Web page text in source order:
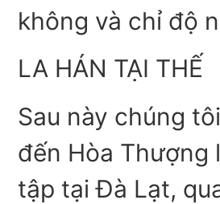
không và chỉ độ
LA HÁN TẠI THẾ
Sau này chúng
đến Hòa Thượng
tập tại Đà Lạt,